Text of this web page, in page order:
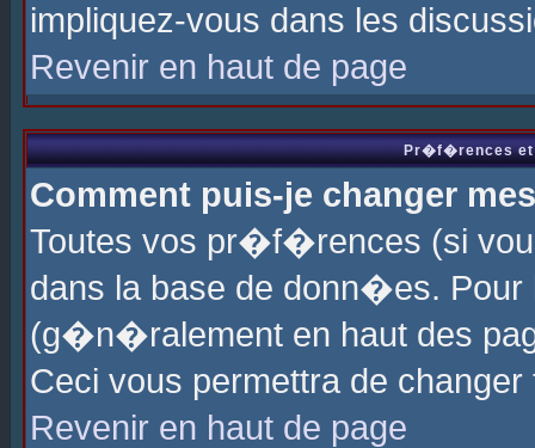
impliquez-vous dans les
Revenir en haut de page
Pr�f�rences et
Comment puis-je changer
Toutes vos pr�f�rences (si
dans la base de donn�es.
(g�n�ralement en haut des
Ceci vous permettra de
Revenir en haut de page